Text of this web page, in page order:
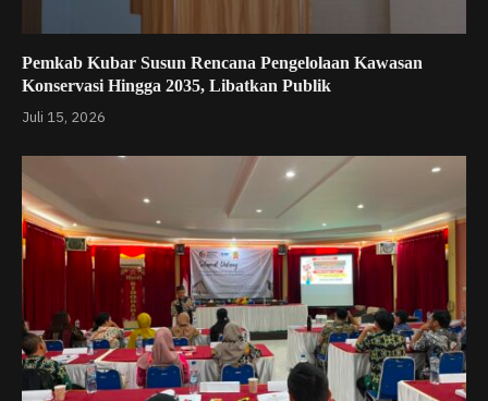
Pemkab Kubar Susun Rencana Pengelolaan Kawasan
Konservasi Hingga 2035, Libatkan Publik
Juli 15, 2026